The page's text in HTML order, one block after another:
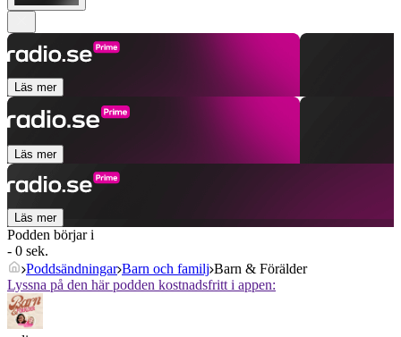
Läs mer
Läs mer
Läs mer
Podden börjar i
- 0 sek.
Poddsändningar Barn och familj Barn & Förälder
Lyssna på den här podden kostnadsfritt i appen: